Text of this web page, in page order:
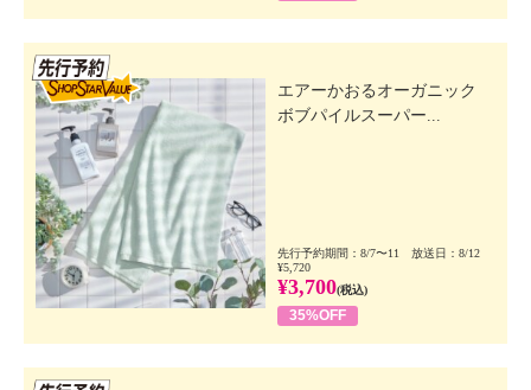
エアーかおるオーガニック
ボブパイルスーパー...
先行予約期間：8/7〜11 放送日：8/12
¥5,720
¥3,700(税込)
35%OFF